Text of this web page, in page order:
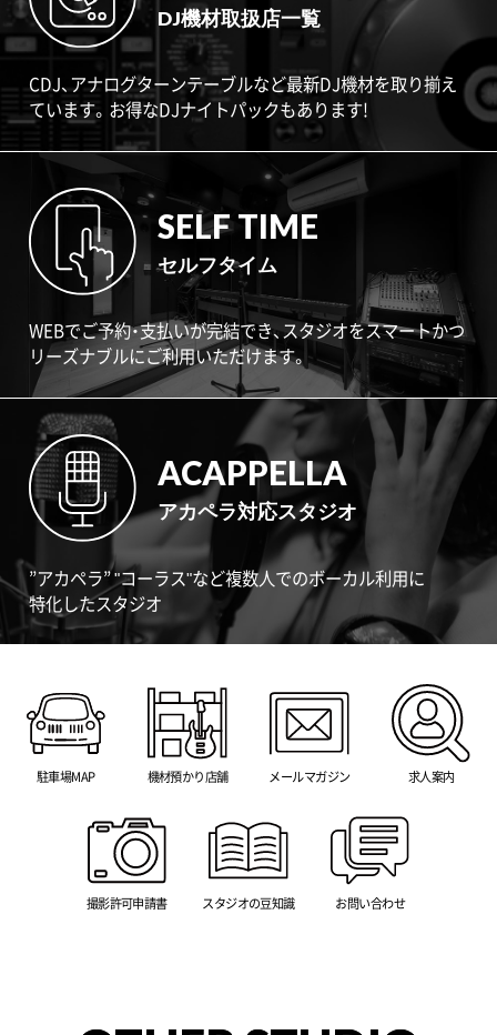
DJ機材取扱店一覧
CDJ、アナログターンテーブルなど最新DJ機材を取り揃え
ています。お得なDJナイトパックもあります!
SELF TIME
セルフタイム
WEBでご予約・支払いが完結でき、スタジオをスマートかつ
リーズナブルにご利用いただけます。
ACAPPELLA
アカペラ対応スタジオ
”アカペラ” "コーラス"など複数人でのボーカル利用に
特化したスタジオ
駐車場MAP 機材預かり店舗 メールマガジン 求人案内
撮影許可申請書 スタジオの豆知識 お問い合わせ